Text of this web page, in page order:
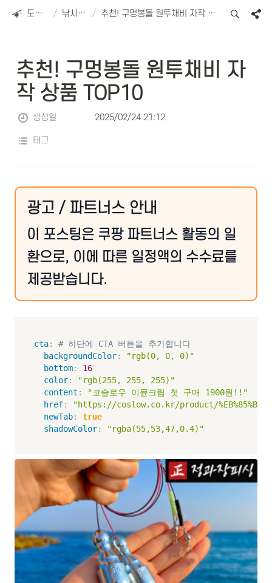
도리피싱 / 낚시용품 / 추천! 구멍봉돌 원투채비 자작 상품 TOP10
추천! 구멍봉돌 원투채비 자
작 상품 TOP10
생성일 2025/02/24 21:12
태그
광고 / 파트너스 안내
이 포스팅은 쿠팡 파트너스 활동의 일
환으로, 이에 따른 일정액의 수수료를
제공받습니다.
cta:
# 하단에 CTA 버튼을 추가합니다
backgroundColor:
"rgb(0, 0, 0)"
bottom:
16
color:
"rgb(255, 255, 255)"
content :
"코슬로우 이뮨크림 첫 구매 1900원!!"
href:
"https://coslow.co.kr/product/
newTab:
true
shadowColor: "rgba(55,53,47,0.4)"